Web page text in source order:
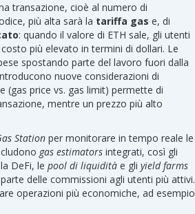
transazione, cioè al numero di
più alta sarà la tariffa gas e, di
: quando il valore di ETH sale, gli utenti
più elevato in termini di dollari. Le
spostando parte del lavoro fuori dalla
nuove considerazioni di
(gas price vs. gas limit) permette di
mentre un prezzo più alto
Station per monitorare in tempo reale le
gas estimators integrati, così gli
DeFi, le pool di liquidità e gli yield farms
delle commissioni agli utenti più attivi.
operazioni più economiche, ad esempio